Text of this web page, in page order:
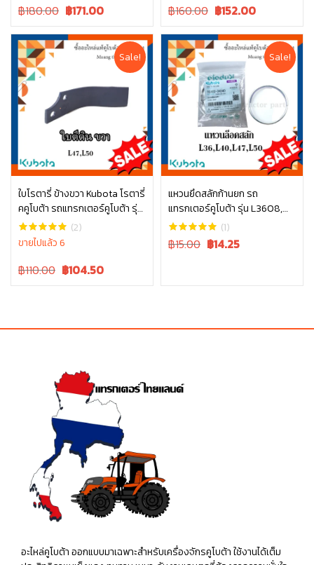
Original
was:
฿180.00.
฿180.00 Current
is:
฿180.00.
฿171.00
Original
was:
฿160.00.
฿160.00 Current
is:
฿160.00.
฿152.00
Sale!
ใบโรตารี่ ข้างขวา Kubota โรตารี่
คคูโบต้า รถแทรกเตอร์คูโบต้า รุ่น
L4708 L5018 W9518-54071
(2)
ขายไปแล้ว 6
Original
฿110.00 Current
฿104.50
หยิบใส่ตะกร้า
Sale!
แหวนยึดสลักก้านยก รถ
แทรกเตอร์คูโบต้า รุ่น L3608,
L4018, L4508, L4708, L5018
tc402-34340
(1)
Original
฿15.00 Current
฿14.25
หยิบใส่ตะกร้า
อะไหล่คูโบต้า ออกแบบมาเฉพาะสำหรับเครื่องจักรคูโบต้า ใช้งานได้เต็ม